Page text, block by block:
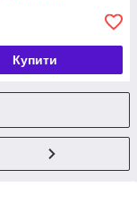
Купити